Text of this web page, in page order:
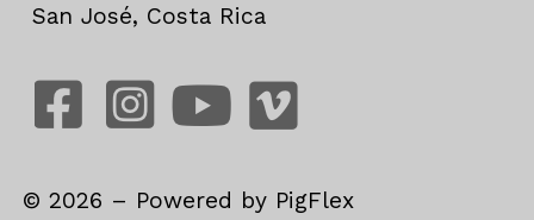
San José, Costa Rica
©2026 – Powered by PigFlex